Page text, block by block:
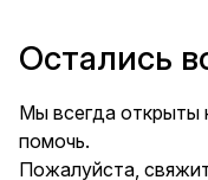
Остались
Мы всегда открыты
помочь.
Пожалуйста,